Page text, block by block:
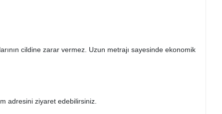
cildine zarar vermez. Uzun metrajı sayesinde ekonomik
adresini ziyaret edebilirsiniz.